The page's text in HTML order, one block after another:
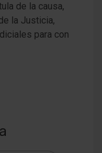
de la causa,
la Justicia,
para con